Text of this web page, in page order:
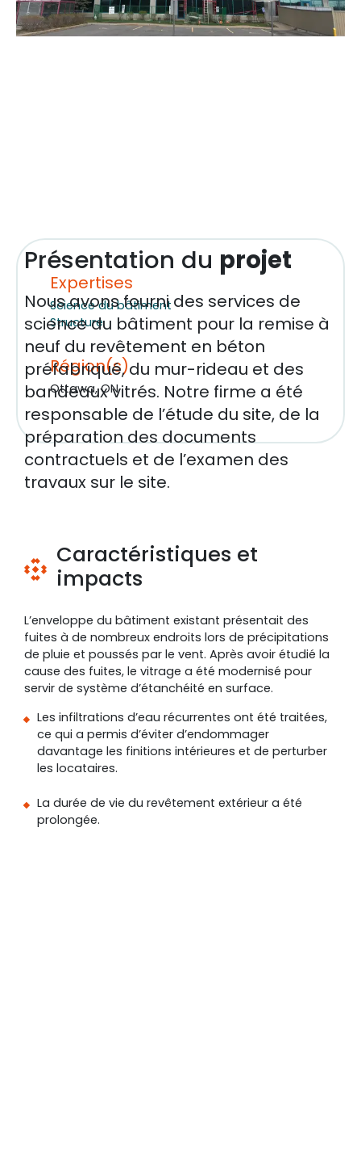
Présentation du projet
Nous avons fourni des services de
science du bâtiment pour la remise à
neuf du revêtement en béton
préfabriqué, du mur-rideau et des
bandeaux vitrés. Notre firme a été
responsable de l’étude du site, de la
préparation des documents
contractuels et de l’examen des
travaux sur le site.
Caractéristiques et
impacts
L’enveloppe du bâtiment existant présentait des
fuites à de nombreux endroits lors de précipitations
de pluie et poussés par le vent. Après avoir étudié la
cause des fuites, le vitrage a été modernisé pour
servir de système d’étanchéité en surface.
Les infiltrations d’eau récurrentes ont été traitées,
ce qui a permis d’éviter d’endommager
davantage les finitions intérieures et de perturber
les locataires.
La durée de vie du revêtement extérieur a été
prolongée.
Expertises
Science du bâtiment
Structure
Région(s)
Ottawa, ON